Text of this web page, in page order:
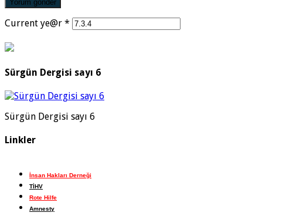
Current ye@r *
Sürgün Dergisi sayı 6
Sürgün Dergisi sayı 6
Linkler
İnsan Hakları Derneği
TİHV
Rote Hilfe
Amnesty